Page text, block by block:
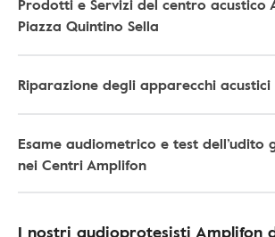
Piazza Quintino Sella
Riparazione degli apparecchi acustici
Esame audiometrico e test dell’udito
nei Centri Amplifon
I nostri audioprotesisti Amplifon